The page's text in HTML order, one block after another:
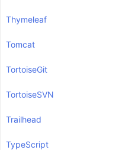
Thymeleaf
Tomcat
TortoiseGit
TortoiseSVN
Trailhead
TypeScript